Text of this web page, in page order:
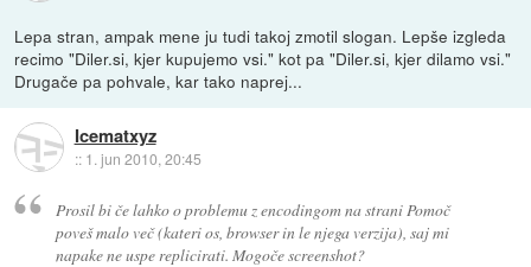
Lepa stran, ampak mene ju tudi takoj zmotil slogan. Lepše izgleda
recimo "Diler.si, kjer kupujemo vsi." kot pa "Diler.si, kjer dilamo vsi."
Drugače pa pohvale, kar tako naprej...
Icematxyz
:: 1. jun 2010, 20:45
Prosil bi če lahko o problemu z encodingom na strani Pomoč
poveš malo več (kateri os, browser in le njega verzija), saj mi
napake ne uspe replicirati. Mogoče screenshot?